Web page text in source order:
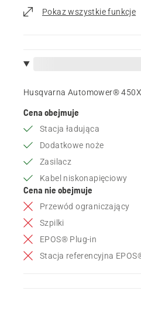
Pokaz wszystkie funkcje
Husqvarna Automower® 450X
Cena obejmuje
Stacja ładująca
Dodatkowe noże
Zasilacz
Kabel niskonapięciowy
Cena nie obejmuje
Przewód ograniczający
Szpilki
EPOS® Plug-in
Stacja referencyjna